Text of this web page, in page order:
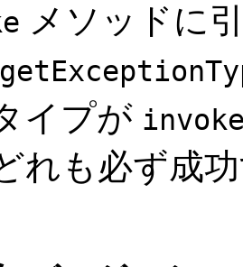
メソッドに
イプが
れも必ず成